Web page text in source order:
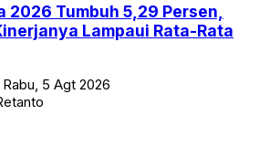
2026 Tumbuh 5,29 Persen,
Lampaui Rata-Rata
Rabu, 5 Agt 2026